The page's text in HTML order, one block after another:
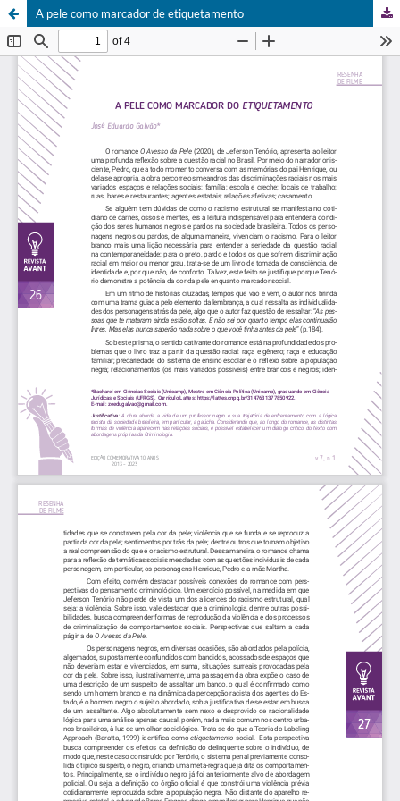
A pele como marcador de etiquetamento